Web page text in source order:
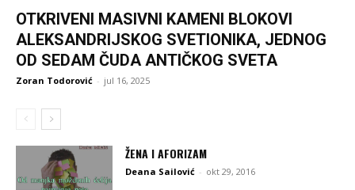
OTKRIVENI MASIVNI KAMENI BLOKOVI
ALEKSANDRIJSKOG SVETIONIKA, JEDNOG
OD SEDAM ČUDA ANTIČKOG SVETA
Zoran Todorović - jul 16, 2025
ŽENA I AFORIZAM
Deana Sailović - okt 29, 2016